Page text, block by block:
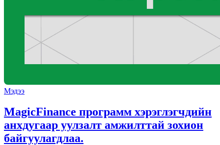
Мэдээ
MagicFinance программ хэрэглэгчдийн
анхдугаар уулзалт амжилттай зохион
байгуулагдлаа.